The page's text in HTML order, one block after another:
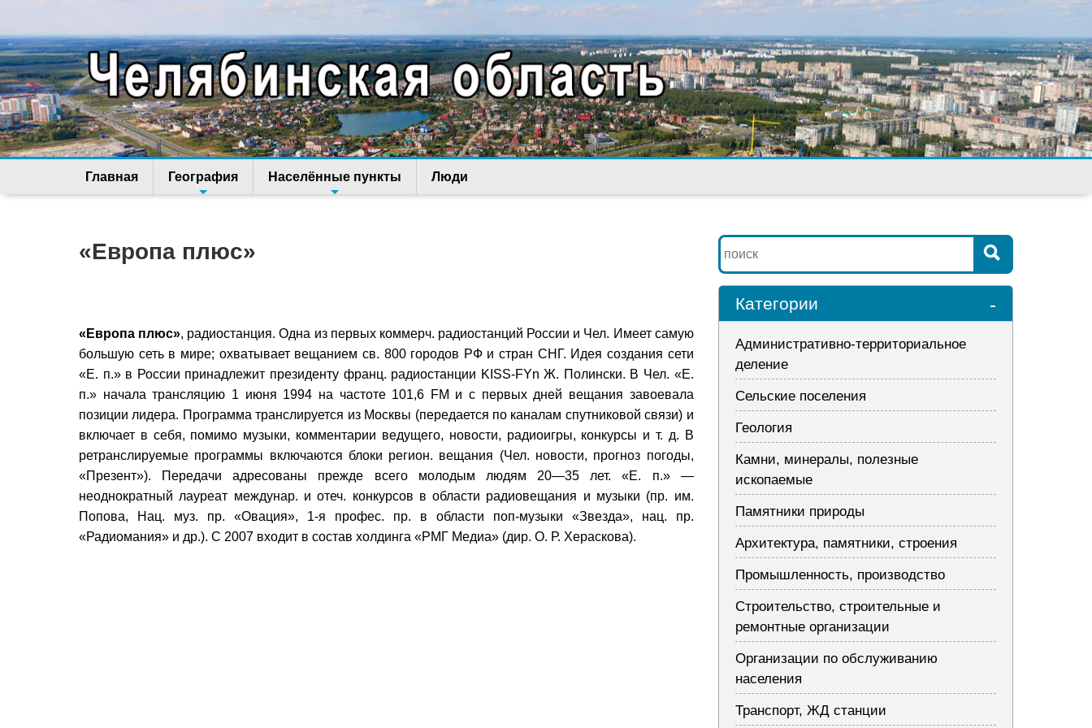
Главная География Населённые пункты Люди
«Европа плюс»
«Европа плюс», радиостанция. Одна из первых коммерч. радиостанций России и Чел. Имеет самую
большую сеть в мире; охватывает вещанием св. 800 городов РФ и стран СНГ. Идея создания сети
«Е. п.» в России принадлежит президенту франц. радиостанции KISS-FYn Ж. Полински. В Чел. «Е.
п.» начала трансляцию 1 июня 1994 на частоте 101,6 FM и с первых дней вещания завоевала
позиции лидера. Программа транслируется из Москвы (передается по каналам спутниковой связи) и
включает в себя, помимо музыки, комментарии ведущего, новости, радиоигры, конкурсы и т. д. В
ретранслируемые программы включаются блоки регион. вещания (Чел. новости, прогноз погоды,
«Презент»). Передачи адресованы прежде всего молодым людям 20—35 лет. «Е. п.» —
неоднократный лауреат междунар. и отеч. конкурсов в области радиовещания и музыки (пр. им.
Попова, Нац. муз. пр. «Овация», 1-я профес. пр. в области поп-музыки «Звезда», нац. пр.
«Радиомания» и др.). С 2007 входит в состав холдинга «РМГ Медиа» (дир. О. Р. Хераскова).
Категории -
Административно-территориальное
деление
Сельские поселения
Геология
Камни, минералы, полезные
ископаемые
Памятники природы
Архитектура, памятники, строения
Промышленность, производство
Строительство, строительные и
ремонтные организации
Организации по обслуживанию
населения
Транспорт, ЖД станции